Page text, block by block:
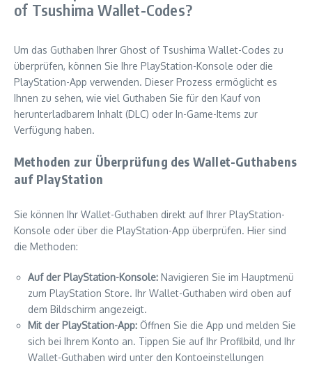
of Tsushima Wallet-Codes?
Um das Guthaben Ihrer Ghost of Tsushima Wallet-Codes zu
überprüfen, können Sie Ihre PlayStation-Konsole oder die
PlayStation-App verwenden. Dieser Prozess ermöglicht es
Ihnen zu sehen, wie viel Guthaben Sie für den Kauf von
herunterladbarem Inhalt (DLC) oder In-Game-Items zur
Verfügung haben.
Methoden zur Überprüfung des Wallet-Guthabens
auf PlayStation
Sie können Ihr Wallet-Guthaben direkt auf Ihrer PlayStation-
Konsole oder über die PlayStation-App überprüfen. Hier sind
die Methoden:
Auf der PlayStation-Konsole: Navigieren Sie im Hauptmenü
zum PlayStation Store. Ihr Wallet-Guthaben wird oben auf
dem Bildschirm angezeigt.
Mit der PlayStation-App: Öffnen Sie die App und melden Sie
sich bei Ihrem Konto an. Tippen Sie auf Ihr Profilbild, und Ihr
Wallet-Guthaben wird unter den Kontoeinstellungen